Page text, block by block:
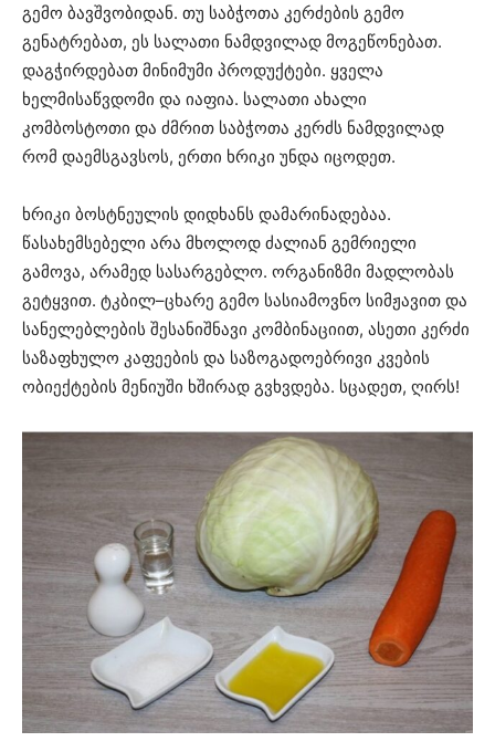
გემო ბავშვობიდან. თუ საბჭოთა კერძების გემო
გენატრებათ, ეს სალათი ნამდვილად მოგეწონებათ.
დაგჭირდებათ მინიმუმი პროდუქტები. ყველა
ხელმისაწვდომი და იაფია. სალათი ახალი
კომბოსტოთი და ძმრით საბჭოთა კერძს ნამდვილად
რომ დაემსგავსოს, ერთი ხრიკი უნდა იცოდეთ.
ხრიკი ბოსტნეულის დიდხანს დამარინადებაა.
წასახემსებელი არა მხოლოდ ძალიან გემრიელი
გამოვა, არამედ სასარგებლო. ორგანიზმი მადლობას
გეტყვით. ტკბილ–ცხარე გემო სასიამოვნო სიმჟავით და
სანელებლების შესანიშნავი კომბინაციით, ასეთი კერძი
საზაფხულო კაფეების და საზოგადოებრივი კვების
ობიექტების მენიუში ხშირად გვხვდება. სცადეთ, ღირს!